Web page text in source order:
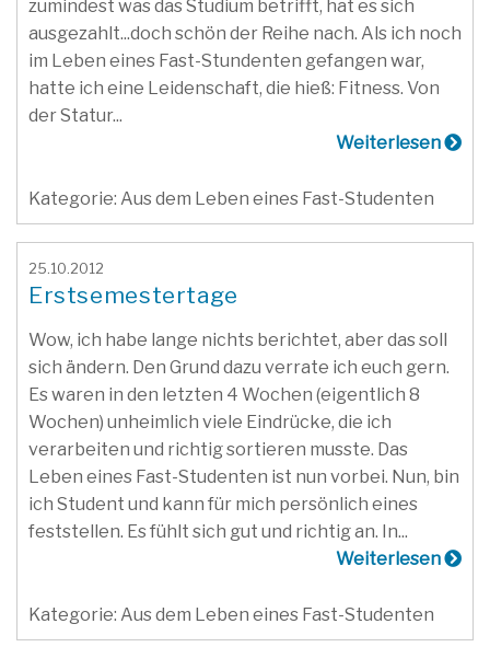
zumindest was das Studium betrifft, hat es sich
ausgezahlt...doch schön der Reihe nach. Als ich noch
im Leben eines Fast-Stundenten gefangen war,
hatte ich eine Leidenschaft, die hieß: Fitness. Von
der Statur...
Weiterlesen
Kategorie: Aus dem Leben eines Fast-Studenten
25.10.2012
Erstsemestertage
Wow, ich habe lange nichts berichtet, aber das soll
sich ändern. Den Grund dazu verrate ich euch gern.
Es waren in den letzten 4 Wochen (eigentlich 8
Wochen) unheimlich viele Eindrücke, die ich
verarbeiten und richtig sortieren musste. Das
Leben eines Fast-Studenten ist nun vorbei. Nun, bin
ich Student und kann für mich persönlich eines
feststellen. Es fühlt sich gut und richtig an. In...
Weiterlesen
Kategorie: Aus dem Leben eines Fast-Studenten